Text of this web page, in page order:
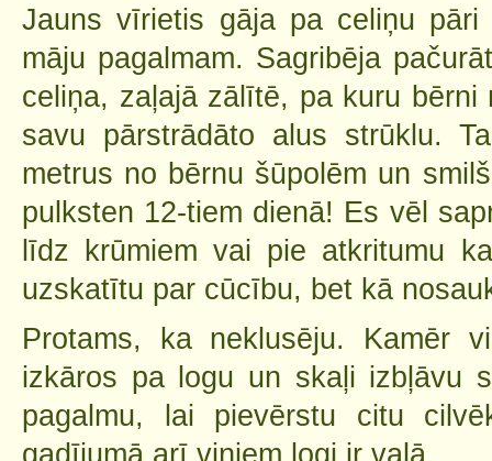
Jauns vīrietis gāja pa celiņu pāri
māju pagalmam. Sagribēja
celiņa, zaļajā zālītē, pa kuru bērni
savu pārstrādāto alus strūklu.
metrus no bērnu šūpolēm un
pulksten 12-tiem dienā! Es vēl
līdz krūmiem vai pie atkritumu
uzskatītu par cūcību, bet kā
Protams, ka neklusēju. Kamēr
izkāros pa logu un skaļi izbļāvu
pagalmu, lai pievērstu citu
gadījumā arī viņiem logi ir vaļā.